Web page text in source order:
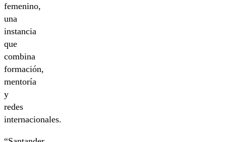
femenino,
una
instancia
que
combina
formación,
mentoría
y
redes
internacionales.